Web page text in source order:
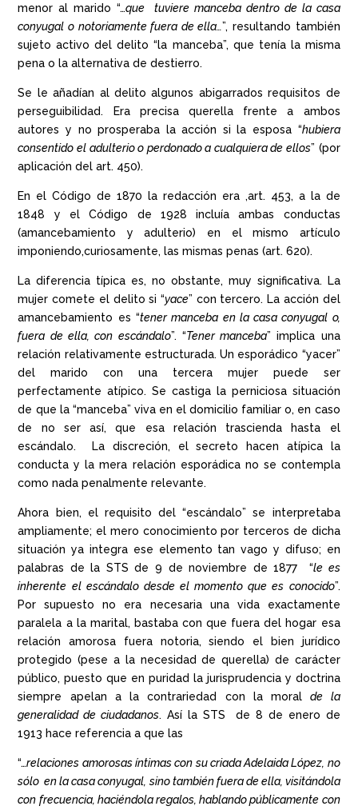
menor al marido “…que tuviere manceba dentro de la casa
conyugal o notoriamente fuera de ella…”, resultando también
sujeto activo del delito “la manceba”, que tenía la misma
pena o la alternativa de destierro.
Se le añadían al delito algunos abigarrados requisitos de
perseguibilidad. Era precisa querella frente a ambos
autores y no prosperaba la acción si la esposa “hubiera
consentido el adulterio o perdonado a cualquiera de ellos” (por
aplicación del art. 450).
En el Código de 1870 la redacción era ,art. 453, a la de
1848 y el Código de 1928 incluía ambas conductas
(amancebamiento y adulterio) en el mismo artículo
imponiendo,curiosamente, las mismas penas (art. 620).
La diferencia típica es, no obstante, muy significativa. La
mujer comete el delito si “yace” con tercero. La acción del
amancebamiento es “tener manceba en la casa conyugal o,
fuera de ella, con escándalo”. “Tener manceba” implica una
relación relativamente estructurada. Un esporádico “yacer”
del marido con una tercera mujer puede ser
perfectamente atípico. Se castiga la perniciosa situación
de que la “manceba” viva en el domicilio familiar o, en caso
de no ser así, que esa relación trascienda hasta el
escándalo. La discreción, el secreto hacen atípica la
conducta y la mera relación esporádica no se contempla
como nada penalmente relevante.
Ahora bien, el requisito del “escándalo” se interpretaba
ampliamente; el mero conocimiento por terceros de dicha
situación ya integra ese elemento tan vago y difuso; en
palabras de la STS de 9 de noviembre de 1877 “le es
inherente el escándalo desde el momento que es conocido”.
Por supuesto no era necesaria una vida exactamente
paralela a la marital, bastaba con que fuera del hogar esa
relación amorosa fuera notoria, siendo el bien jurídico
protegido (pese a la necesidad de querella) de carácter
público, puesto que en puridad la jurisprudencia y doctrina
siempre apelan a la contrariedad con la moralde la
generalidad de ciudadanos. Así la STS de 8 de enero de
1913 hace referencia a que las
“…relaciones amorosas íntimas con su criada Adelaida López, no
sólo en la casa conyugal, sino también fuera de ella, visitándola
con frecuencia, haciéndola regalos, hablando públicamente con